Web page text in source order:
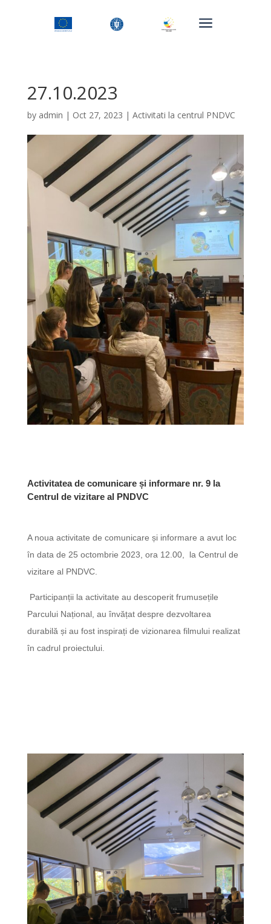
a
27.10.2023
by admin | Oct 27, 2023 | Activitati la centrul PNDVC
Activitatea de comunicare și informare nr. 9 la
Centrul de vizitare al PNDVC
A noua activitate de comunicare și informare a avut loc
în data de 25 octombrie 2023, ora 12.00, la Centrul de
vizitare al PNDVC.
Participanții la activitate au descoperit frumusețile
Parcului Național, au învățat despre dezvoltarea
durabilă și au fost inspirați de vizionarea filmului realizat
în cadrul proiectului.